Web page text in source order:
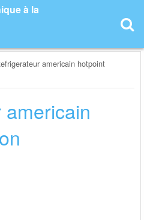
à la
americain hotpoint